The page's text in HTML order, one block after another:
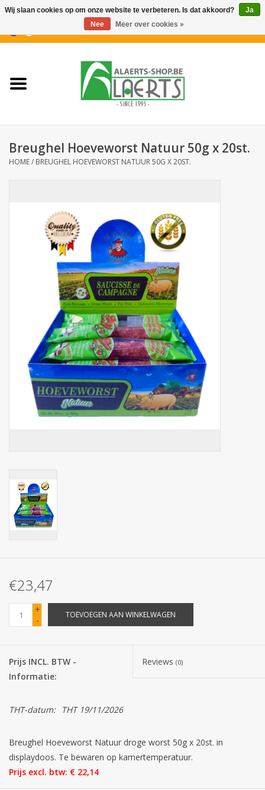
Nieuwigheden
Koffiekoekjes
Aperitiefkoekjes
Snoeppot-Snoep
Kassarollen
Cleaning-producten
Verpakking
Kantoorbenodigdheden
Corona
Sinterklaassnoep
Carnavalssnoep
Breughel Hoeveworst Natuur 50g x 20st.
HOME/ BREUGHEL HOEVEWORST NATUUR 50G X 20ST.
€23,47
+
-
TOEVOEGEN AAN WINKELWAGEN
Prijs INCL. BTW -
Informatie:
Reviews (0)
THT-datum: THT 19/11/2026
Breughel Hoeveworst Natuur droge worst 50g x 20st. in
displaydoos. Te bewaren op kamertemperatuur.
Prijs excl. btw: € 22,14
Wij slaan cookies op om onze website te verbeteren. Is dat akkoord?
Ja
Nee
Meer over cookies »